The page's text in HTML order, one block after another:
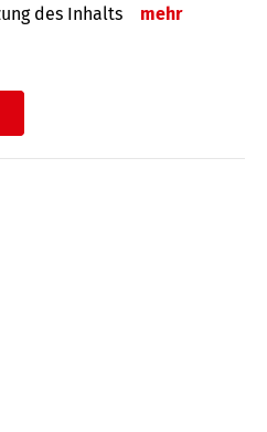
des Inhalts mehr